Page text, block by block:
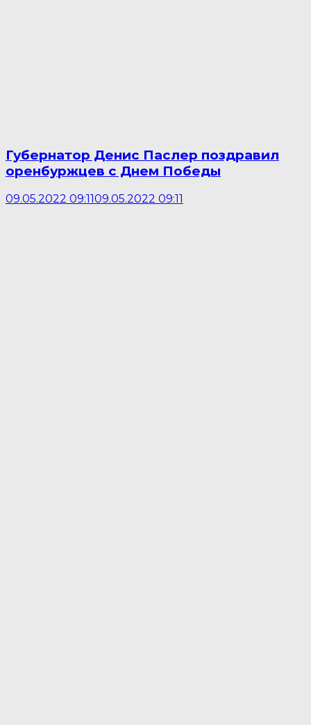
Губернатор Денис Паслер поздравил
оренбуржцев с Днем Победы
09.05.2022 09:1109.05.2022 09:11